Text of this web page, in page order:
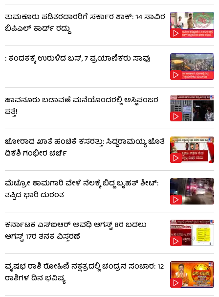
ತುಮಕೂರು ಪಡಿತರದಾರರಿಗೆ ಸರ್ಕಾರ ಶಾಕ್: 14 ಸಾವಿರ
ಬಿಪಿಎಲ್ ಕಾರ್ಡ್ ರದ್ದು
: ಕಂದಕಕ್ಕೆ ಉರುಳಿದ ಬಸ್, 7 ಪ್ರಯಾಣಿಕರು ಸಾವು
ಹಾವನೂರು ಬಡಾವಣೆ ಮನೆಯೊಂದರಲ್ಲಿ ಅಸ್ಥಿಪಂಜರ
ಪತ್ತೆ!
ಜೋರಾದ ಖಾತೆ ಹಂಚಿಕೆ ಕಸರತ್ತು: ಸಿದ್ದರಾಮಯ್ಯ ಜೊತೆ
ಡಿಕೆಶಿ ಗಂಭೀರ ಚರ್ಚೆ
ಮೆಟ್ರೋ ಕಾಮಗಾರಿ ವೇಳೆ ನೆಲಕ್ಕೆ ಬಿದ್ದ ಬೃಹತ್ ಶೀಟ್:
ತಪ್ಪಿದ ಭಾರಿ ದುರಂತ
ಕರ್ನಾಟಕ ಎಸ್‌ಐಆರ್ ಅವಧಿ ಆಗಸ್ಟ್ 8ರ ಬದಲು
ಆಗಸ್ಟ್ 17ರ ತನಕ ವಿಸ್ತರಣೆ
ವೃಷಭ ರಾಶಿ ರೋಹಿಣಿ ನಕ್ಷತ್ರದಲ್ಲಿ ಚಂದ್ರನ ಸಂಚಾರ: 12
ರಾಶಿಗಳ ದಿನ ಭವಿಷ್ಯ